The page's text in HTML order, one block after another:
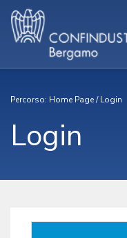
Percorso: Home Page/Login
Login